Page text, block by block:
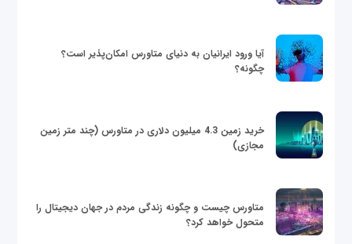
آیا ورود ایرانیان به دنیای متاورس امکان‌پذیر است؟
چگونه؟
خرید زمین 4.3 میلیون دلاری در متاورس (چند متر زمین
مجازی)
متاورس چیست و چگونه زندگی مردم در جهان دیجیتال را
متحول خواهد کرد؟